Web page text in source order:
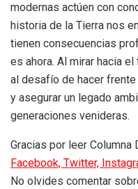
modernas actúen con
historia de la Tierra nos
tienen consecuencias
es ahora. Al mirar hacia
al desafío de hacer
y asegurar un legado
generaciones venideras.
Gracias por leer
Facebook, Twitter,
No olvides comentar